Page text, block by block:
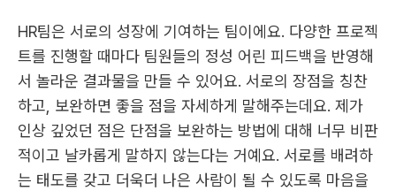
HR팀은 서로의 성장에 기여하는 팀이에요. 다양한 프로젝
트를 진행할 때마다 팀원들의 정성 어린 피드백을 반영해
서 놀라운 결과물을 만들 수 있어요. 서로의 장점을 칭찬
하고, 보완하면 좋을 점을 자세하게 말해주는데요. 제가
인상 깊었던 점은 단점을 보완하는 방법에 대해 너무 비판
적이고 날카롭게 말하지 않는다는 거예요. 서로를 배려하
는 태도를 갖고 더욱더 나은 사람이 될 수 있도록 마음을